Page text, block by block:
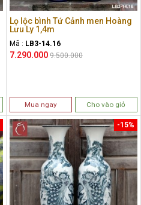
Lọ lộc bình Tứ Cảnh men Hoàng
Lưu Ly 1,4m
Mã : LB3-14.16
7.290.000 9.500.000
Mua ngay Cho vào giỏ
-15%